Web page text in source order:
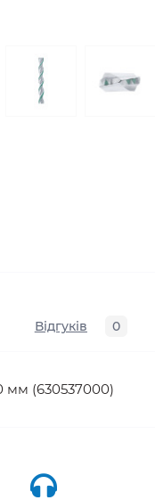
Відгуків 0
мм (630537000)